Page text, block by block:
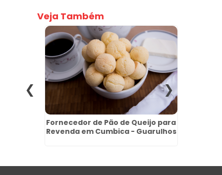
Veja Também
Fornecedor de Pão de Queijo para
Revenda em Cumbica - Guarulhos